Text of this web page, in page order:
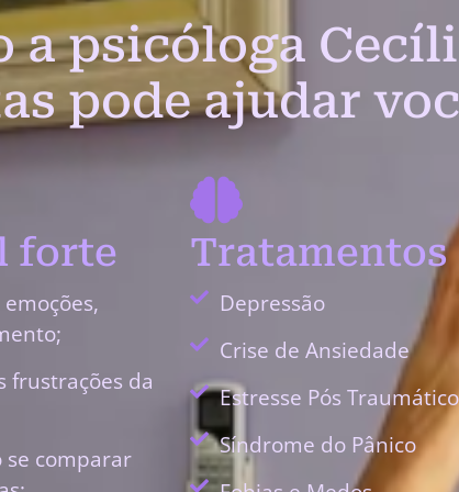
a psicóloga
pode ajudar
forte
frustrações da
se comparar
Tratamentos
Depressão
Crise de Ansiedade
Estresse Pós Traumático
Síndrome do Pânico